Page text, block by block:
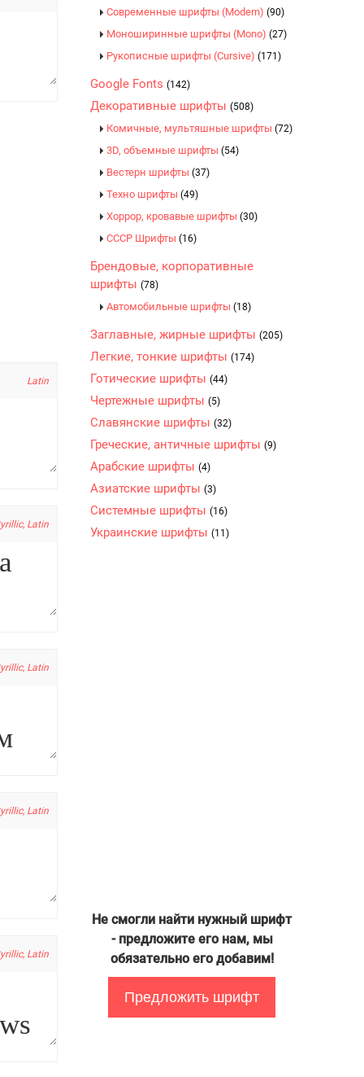
Latin
Latin
Latin
Latin
Latin
Современные шрифты (Modern) (90)
Моноширинные шрифты (Mono) (27)
Рукописные шрифты (Cursive) (171)
Google Fonts (142)
Декоративные шрифты (508)
Комичные, мультяшные шрифты (72)
3D, объемные шрифты (54)
Вестерн шрифты (37)
Техно шрифты (49)
Хоррор, кровавые шрифты (30)
CCCР Шрифты (16)
Брендовые, корпоративные
шрифты (78)
Автомобильные шрифты (18)
Заглавные, жирные шрифты (205)
Легкие, тонкие шрифты (174)
Готические шрифты (44)
Чертежные шрифты (5)
Славянские шрифты (32)
Греческие, античные шрифты (9)
Арабские шрифты (4)
Азиатские шрифты (3)
Системные шрифты (16)
Украинские шрифты (11)
Не смогли найти нужный шрифт
- предложите его нам, мы
обязательно его добавим!
Предложить шрифт